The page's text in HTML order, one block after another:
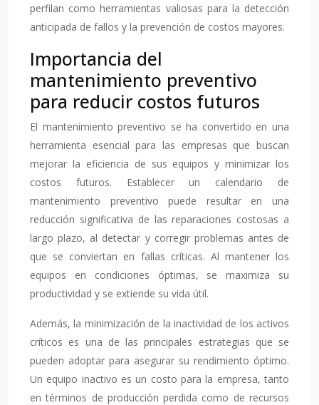
perfilan como herramientas valiosas para la detección
anticipada de fallos y la prevención de costos mayores.
Importancia del
mantenimiento preventivo
para reducir costos futuros
El mantenimiento preventivo se ha convertido en una
herramienta esencial para las empresas que buscan
mejorar la eficiencia de sus equipos y minimizar los
costos futuros. Establecer un calendario de
mantenimiento preventivo puede resultar en una
reducción significativa de las reparaciones costosas a
largo plazo, al detectar y corregir problemas antes de
que se conviertan en fallas críticas. Al mantener los
equipos en condiciones óptimas, se maximiza su
productividad y se extiende su vida útil.
Además, la minimización de la inactividad de los activos
críticos es una de las principales estrategias que se
pueden adoptar para asegurar su rendimiento óptimo.
Un equipo inactivo es un costo para la empresa, tanto
en términos de producción perdida como de recursos